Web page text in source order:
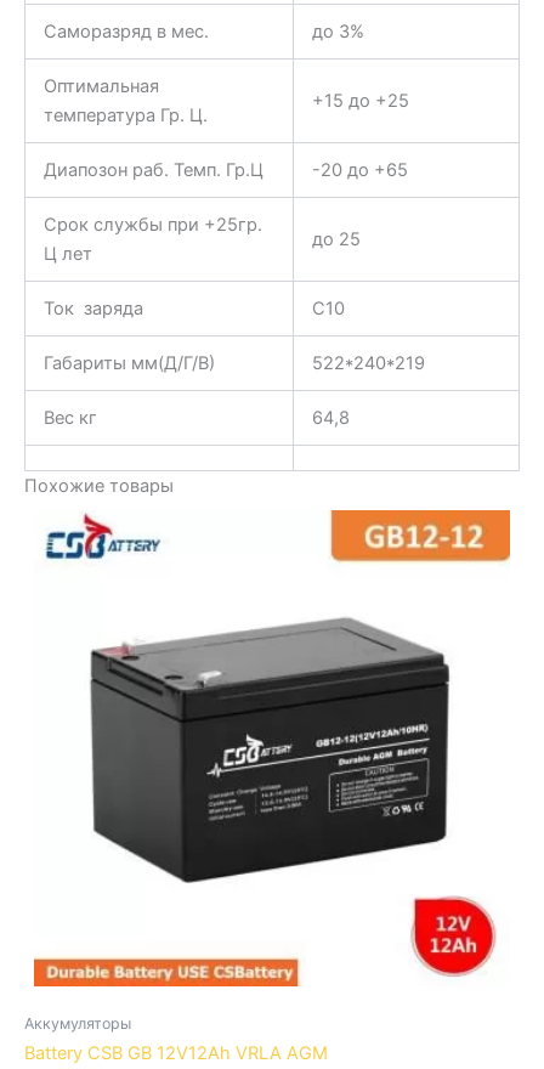
Саморазряд в мес. до 3%
Оптимальная
температура Гр. Ц.
+15 до +25
Диапозон раб. Темп. Гр.Ц -20 до +65
Срок службы при +25гр.
Ц лет
до 25
Ток заряда С10
Габариты мм(Д/Г/В) 522*240*219
Вес кг 64,8
Похожие товары
Аккумуляторы
Battery CSB GB 12V12Ah VRLA AGM